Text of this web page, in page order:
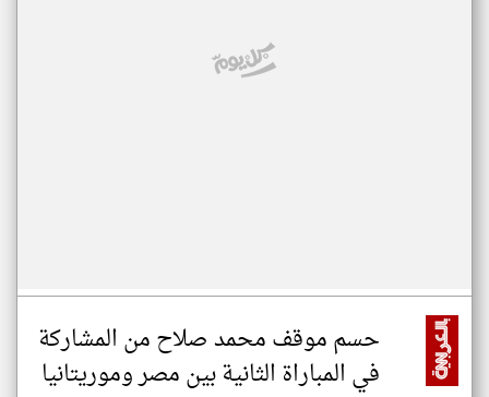
حسم موقف محمد صلاح من المشاركة
في المباراة الثانية بين مصر وموريتانيا